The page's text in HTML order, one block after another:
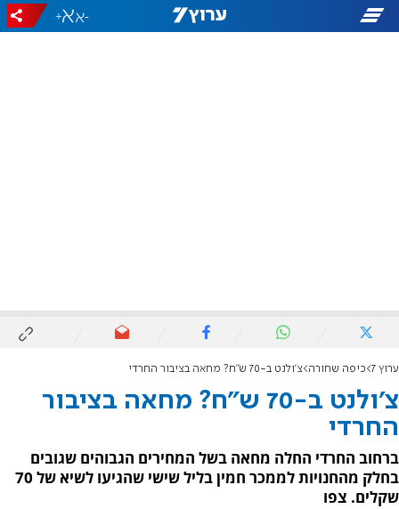
-
+
ערוץ 7 כיפה שחורה צ'ולנט ב-70 ש"ח? מחאה בציבור החרדי
צ'ולנט ב-70 ש"ח? מחאה בציבור
החרדי
ברחוב החרדי החלה מחאה בשל המחירים הגבוהים שגובים
בחלק מהחנויות לממכר חמין בליל שישי שהגיעו לשיא של 70
שקלים. צפו